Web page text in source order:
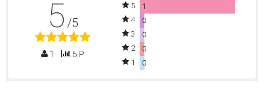
5 /5
1 5 P
5
1
4
0
3
0
2
0
1
0